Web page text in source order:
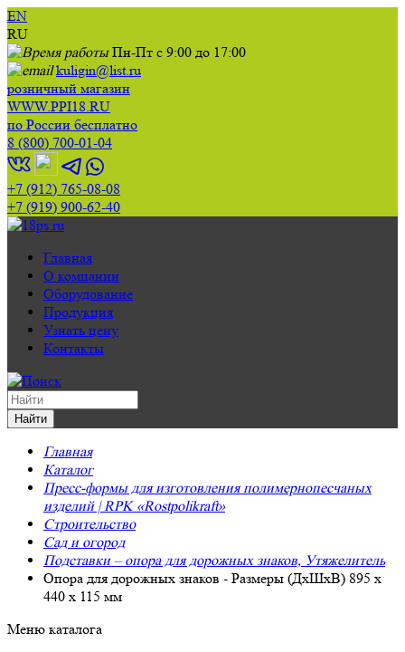
EN
RU
Пн-Пт с 9:00 до 17:00
kuligin@list.ru
розничный магазин
WWW.PPI18.RU
по России бесплатно
8 (800) 700-01-04
+7 (912) 765-08-08
+7 (919) 900-62-40
Главная
О компании
Оборудование
Продукция
Узнать цену
Контакты
Главная
Каталог
Пресс-формы для изготовления полимернопесчаных
изделий | RPK «Rostpolikraft»
Строительство
Сад и огород
Подставки – опора для дорожных знаков, Утяжелитель
Опора для дорожных знаков - Размеры (ДxШxВ) 895 x
440 x 115 мм
Меню каталога